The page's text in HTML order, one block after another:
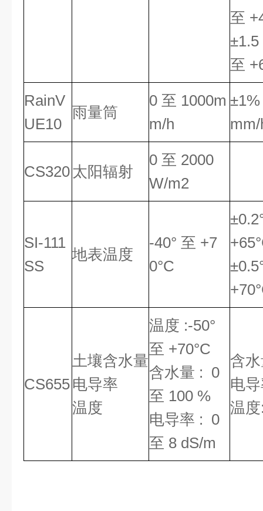
至
±1.5
至
RainV
UE10
雨量筒
0 至 1000m
m/h
CS320太阳辐射
0 至 2000
W/m2
SI-111
SS
地表温度
-40° 至 +7
0°C
CS655
土壤含水量
电导率
温度
温度 :-50°
至 +70°C
含水量 : 0
至 100 %
电导率 : 0
至 8 dS/m
含
电
温